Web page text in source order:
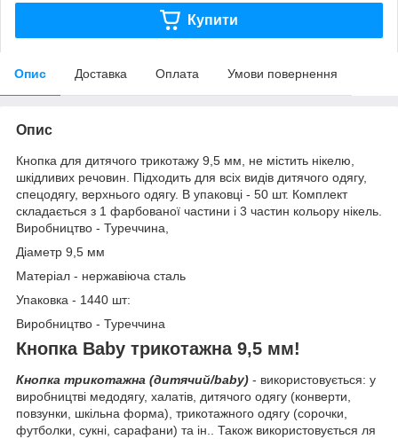
Купити
Опис Доставка Оплата Умови повернення
Опис
Кнопка для дитячого трикотажу 9,5 мм, не містить нікелю,
шкідливих речовин. Підходить для всіх видів дитячого одягу,
спецодягу, верхнього одягу. В упаковці - 50 шт. Комплект
складається з 1 фарбованої частини і 3 частин кольору нікель.
Виробництво - Туреччина,
Діаметр 9,5 мм
Матеріал - нержавіюча сталь
Упаковка - 1440 шт:
Виробництво - Туреччина
Кнопка Baby трикотажна 9,5 мм!
Кнопка трикотажна (дитячий/baby) - використовується: у
виробництві медодягу, халатів, дитячого одягу (конверти,
повзунки, шкільна форма), трикотажного одягу (сорочки,
футболки, сукні, сарафани) та ін.. Також використовується ля